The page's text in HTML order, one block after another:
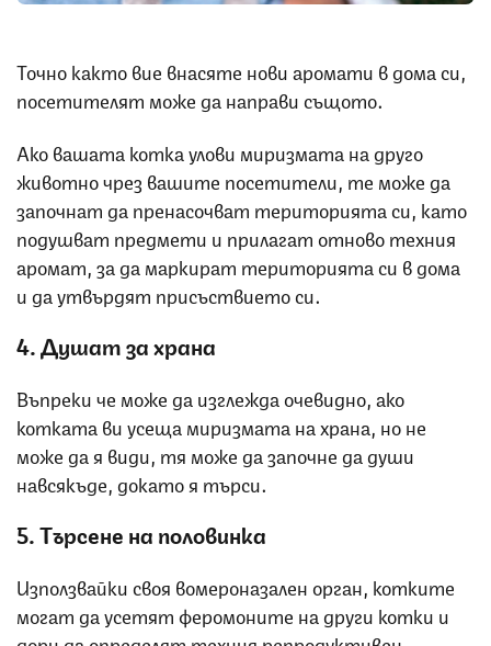
Точно както вие внасяте нови аромати в дома си,
посетителят може да направи същото.
Ако вашата котка улови миризмата на друго
животно чрез вашите посетители, те може да
започнат да пренасочват територията си, като
подушват предмети и прилагат отново техния
аромат, за да маркират територията си в дома
и да утвърдят присъствието си.
4. Душат за храна
Въпреки че може да изглежда очевидно, ако
котката ви усеща миризмата на храна, но не
може да я види, тя може да започне да души
навсякъде, докато я търси.
5. Търсене на половинка
Използвайки своя вомероназален орган, котките
могат да усетят феромоните на други котки и